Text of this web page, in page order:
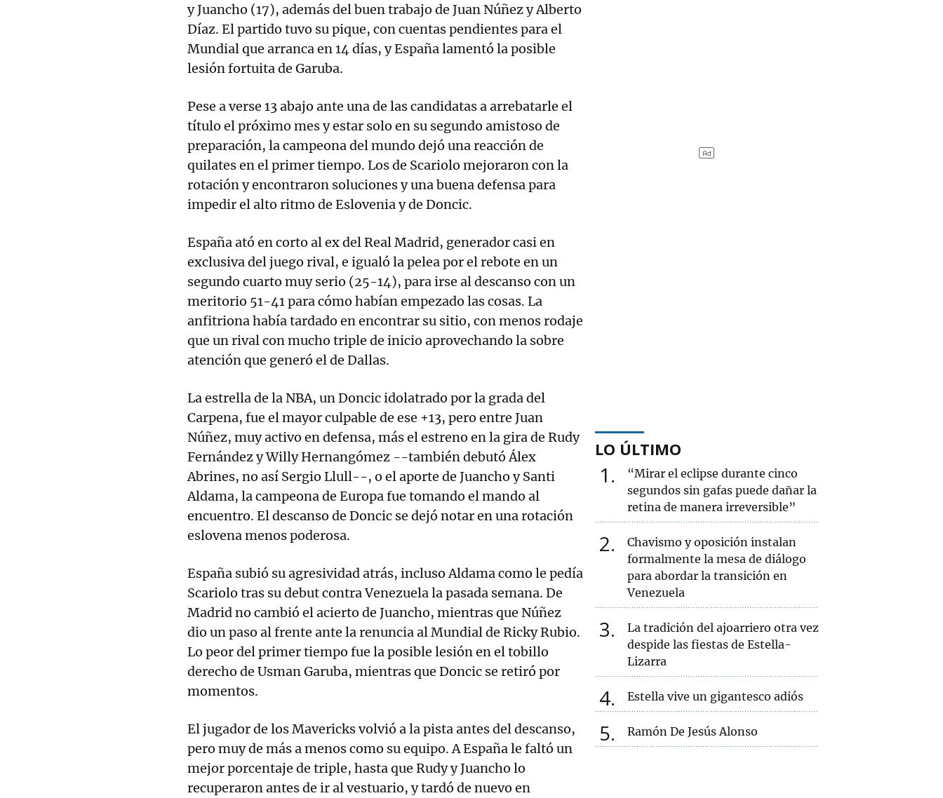
y Juancho (17), además del buen trabajo de Juan Núñez y Alberto
Díaz. El partido tuvo su pique, con cuentas pendientes para el
Mundial que arranca en 14 días, y España lamentó la posible
lesión fortuita de Garuba.
Pese a verse 13 abajo ante una de las candidatas a arrebatarle el
título el próximo mes y estar solo en su segundo amistoso de
preparación, la campeona del mundo dejó una reacción de
quilates en el primer tiempo. Los de Scariolo mejoraron con la
rotación y encontraron soluciones y una buena defensa para
impedir el alto ritmo de Eslovenia y de Doncic.
España ató en corto al ex del Real Madrid, generador casi en
exclusiva del juego rival, e igualó la pelea por el rebote en un
segundo cuarto muy serio (25-14), para irse al descanso con un
meritorio 51-41 para cómo habían empezado las cosas. La
anfitriona había tardado en encontrar su sitio, con menos rodaje
que un rival con mucho triple de inicio aprovechando la sobre
atención que generó el de Dallas.
La estrella de la NBA, un Doncic idolatrado por la grada del
Carpena, fue el mayor culpable de ese +13, pero entre Juan
Núñez, muy activo en defensa, más el estreno en la gira de Rudy
Fernández y Willy Hernangómez --también debutó Álex
Abrines, no así Sergio Llull--, o el aporte de Juancho y Santi
Aldama, la campeona de Europa fue tomando el mando al
encuentro. El descanso de Doncic se dejó notar en una rotación
eslovena menos poderosa.
España subió su agresividad atrás, incluso Aldama como le pedía
Scariolo tras su debut contra Venezuela la pasada semana. De
Madrid no cambió el acierto de Juancho, mientras que Núñez
dio un paso al frente ante la renuncia al Mundial de Ricky Rubio.
Lo peor del primer tiempo fue la posible lesión en el tobillo
derecho de Usman Garuba, mientras que Doncic se retiró por
momentos.
El jugador de los Mavericks volvió a la pista antes del descanso,
pero muy de más a menos como su equipo. A España le faltó un
mejor porcentaje de triple, hasta que Rudy y Juancho lo
recuperaron antes de ir al vestuario, y tardó de nuevo en
LO ÚLTIMO
1
“Mirar el eclipse durante cinco
segundos sin gafas puede dañar la
retina de manera irreversible”
2
Chavismo y oposición instalan
formalmente la mesa de diálogo
para abordar la transición en
Venezuela
3
La tradición del ajoarriero otra vez
despide las fiestas de Estella-
Lizarra
4 Estella vive un gigantesco adiós
5 Ramón De Jesús Alonso